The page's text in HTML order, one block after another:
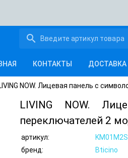
search
КОНТАКТЫ ДОСТАВКА
NOW. Лицевая панель с
LIVING NOW.
переключателей 2
артикул:
бренд:
Bticino